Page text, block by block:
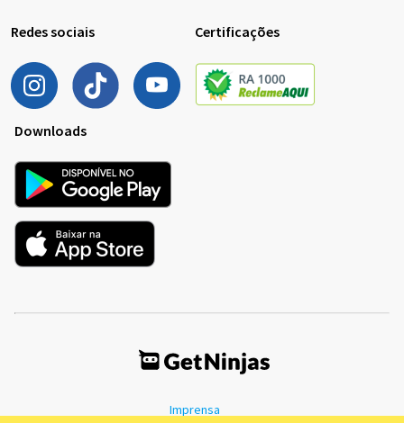
Redes sociais Certificações
Downloads
Imprensa